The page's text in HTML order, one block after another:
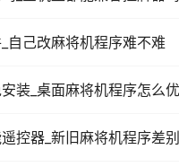
自己改麻将机程序难不难
装_桌面麻将机程序怎么
控器_新旧麻将机程序差